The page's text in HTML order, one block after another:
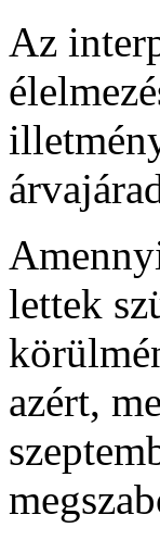
Az
lettek
azért,